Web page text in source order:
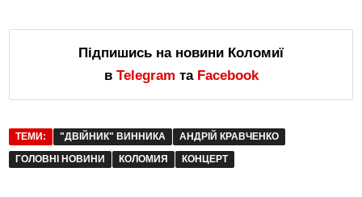
Підпишись на новини Коломиї
в Telegram та Facebook
ТЕМИ: "ДВІЙНИК" ВИННИКА
АНДРІЙ КРАВЧЕНКО
ГОЛОВНІ НОВИНИ
КОЛОМИЯ КОНЦЕРТ